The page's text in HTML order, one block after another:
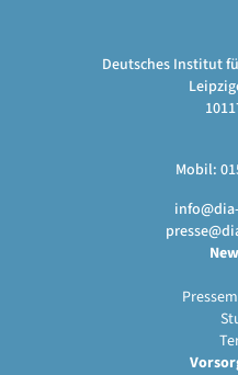
Deutsches Institut
Mobil: